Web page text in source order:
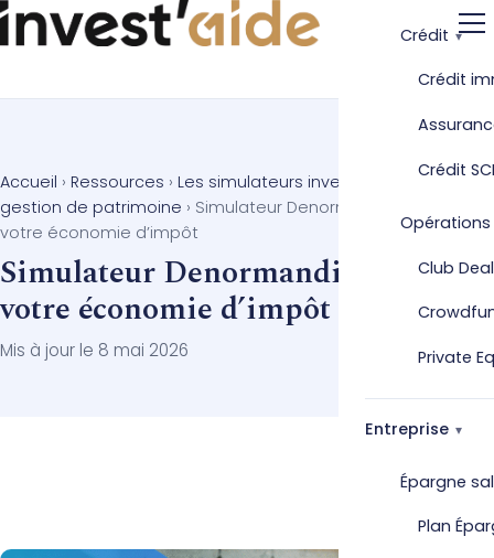
Crédit
Crédit
Crédit
Club Deal
Private
Entreprise
Épargne
Plan
Accueil › Ressources › Les simulateurs investissement et
gestion de patrimoine › Simulateur Denormandie : calculez
votre économie d’impôt
Simulateur Denormandie : calculez
votre économie d’impôt
Mis à jour le 8 mai 2026